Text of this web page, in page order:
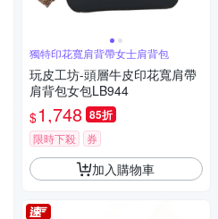
獨特印花寬肩背帶女士肩背包
玩皮工坊-頭層牛皮印花寬肩帶
肩背包女包LB944
$1,748 85折
限時下殺 券
加入購物車